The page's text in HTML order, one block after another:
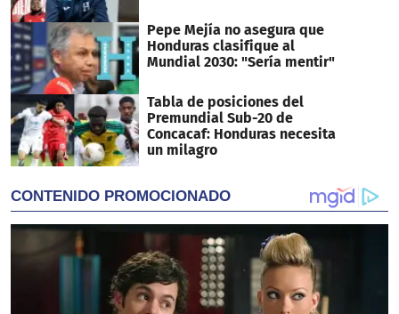
Pepe Mejía no asegura que
Honduras clasifique al
Mundial 2030: "Sería mentir"
Tabla de posiciones del
Premundial Sub-20 de
Concacaf: Honduras necesita
un milagro